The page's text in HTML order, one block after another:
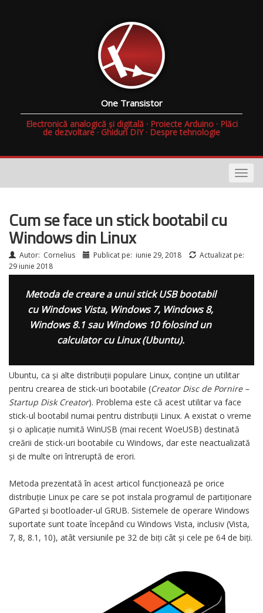
One Transistor
Electronică analogică și digitală · Proiecte Arduino · Plăci
de dezvoltare · Ghiduri DIY · Despre tehnologie
Cum se face un stick bootabil cu
Windows din Linux
Autor: Cornelius Publicat pe: iunie 29, 2018
Actualizat pe:
29 iunie 2018
Metoda de creare a unui stick USB bootabil
cu Windows Vista, Windows 7, Windows 8,
Windows 8.1 sau Windows 10 folosind un
calculator cu Linux (Ubuntu).
Ubuntu, ca și alte distribuții populare Linux, conține un utilitar
pentru crearea de stick-uri bootabile (Creator Disc de Pornire –
Startup Disk Creator). Problema este că acest utilitar va face
stick-ul bootabil numai pentru distribuții Linux. A existat o vreme
și o aplicație numită WinUSB (mai recent WoeUSB) destinată
creării de stick-uri bootabile cu Windows, dar este neactualizată
și de multe ori întreruptă de erori.
Metoda prezentată în acest articol funcționează pe orice
distribuție Linux pe care se pot instala programul de partiționare
GParted și bootloader-ul GRUB. Sistemele de operare Windows
suportate sunt toate începând cu Windows Vista, inclusiv (Vista,
7, 8, 8.1, 10), atât versiunile pe 32 de biți cât și cele pe 64 de biți.